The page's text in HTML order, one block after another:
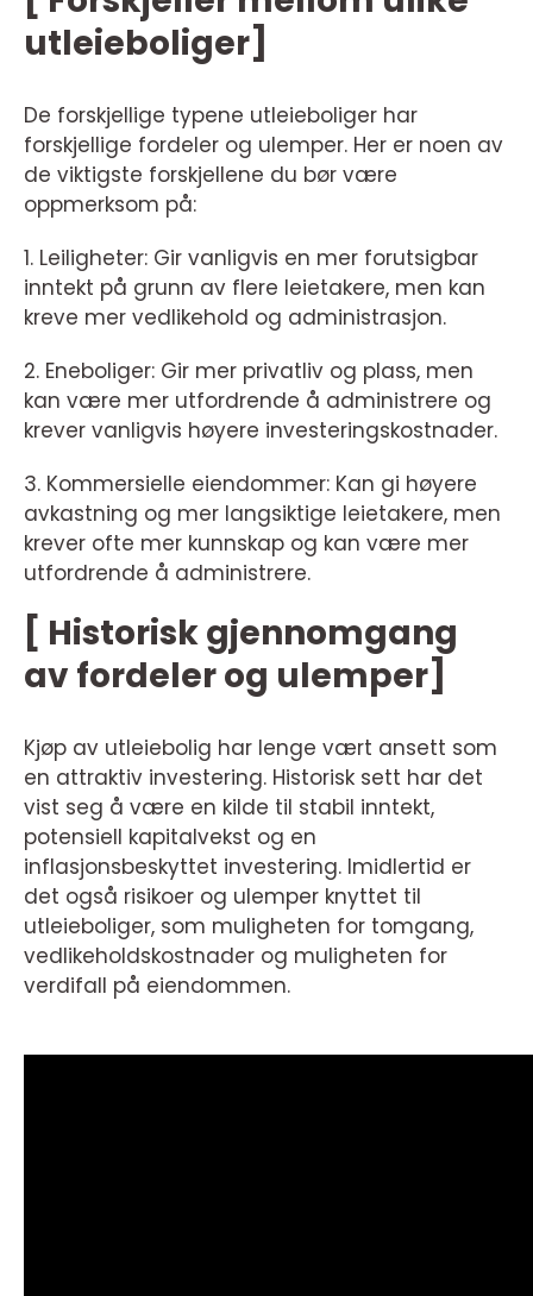
utleieboliger]
De forskjellige typene utleieboliger har
forskjellige fordeler og ulemper. Her er noen av
de viktigste forskjellene du bør være
oppmerksom på:
1. Leiligheter: Gir vanligvis en mer forutsigbar
inntekt på grunn av flere leietakere, men kan
kreve mer vedlikehold og administrasjon.
2. Eneboliger: Gir mer privatliv og plass, men
kan være mer utfordrende å administrere og
krever vanligvis høyere investeringskostnader.
3. Kommersielle eiendommer: Kan gi høyere
avkastning og mer langsiktige leietakere, men
krever ofte mer kunnskap og kan være mer
utfordrende å administrere.
[ Historisk gjennomgang
av fordeler og ulemper]
Kjøp av utleiebolig har lenge vært ansett som
en attraktiv investering. Historisk sett har det
vist seg å være en kilde til stabil inntekt,
potensiell kapitalvekst og en
inflasjonsbeskyttet investering. Imidlertid er
det også risikoer og ulemper knyttet til
utleieboliger, som muligheten for tomgang,
vedlikeholdskostnader og muligheten for
verdifall på eiendommen.